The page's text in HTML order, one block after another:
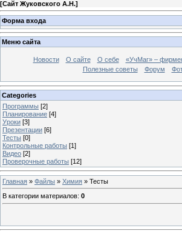
[Сайт Жуковского А.Н.]
Форма входа
Меню сайта
Новости О сайте О себе «УчМаг» –
Полезные советы
Форум
Categories
Программы [2]
Планирование [4]
Уроки [3]
Презентации [6]
Тесты [0]
Контрольные работы [1]
Видео [2]
Проверочные работы [12]
Главная » Файлы » Химия » Тесты
В категории материалов: 0